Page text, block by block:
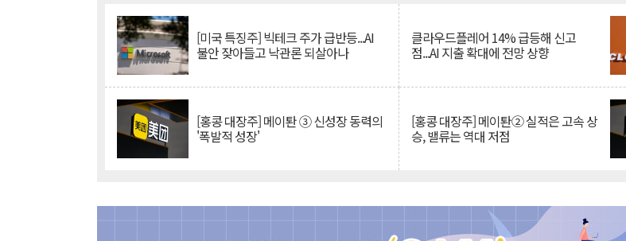
[미국 특징주] 빅테크 주가 급반등...AI
불안 잦아들고 낙관론 되살아나
클라우드플레어 14% 급등해 신고
점...AI 지출 확대에 전망 상향
[홍콩 대장주] 메이퇀 ③ 신성장 동력의
'폭발적 성장'
[홍콩 대장주] 메이퇀② 실적은 고속 상
승, 밸류는 역대 저점